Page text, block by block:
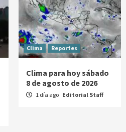
Clima Reportes
Clima para hoy sábado
8 de agosto de 2026
1 día ago Editorial Staff